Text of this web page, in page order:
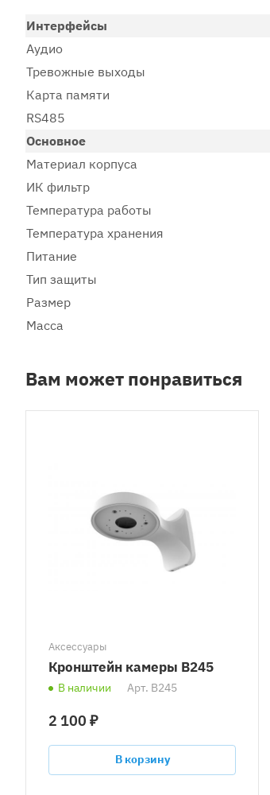
Интерфейсы
Аудио
Тревожные выходы
Карта памяти
RS485
Основное
Материал корпуса
ИК фильтр
Температура работы
Температура хранения
Питание
Тип защиты
Размер
Масса
Вам может понравиться
Аксессуары
Кронштейн камеры B245
В наличии Арт. B245
2 100 ₽
В корзину